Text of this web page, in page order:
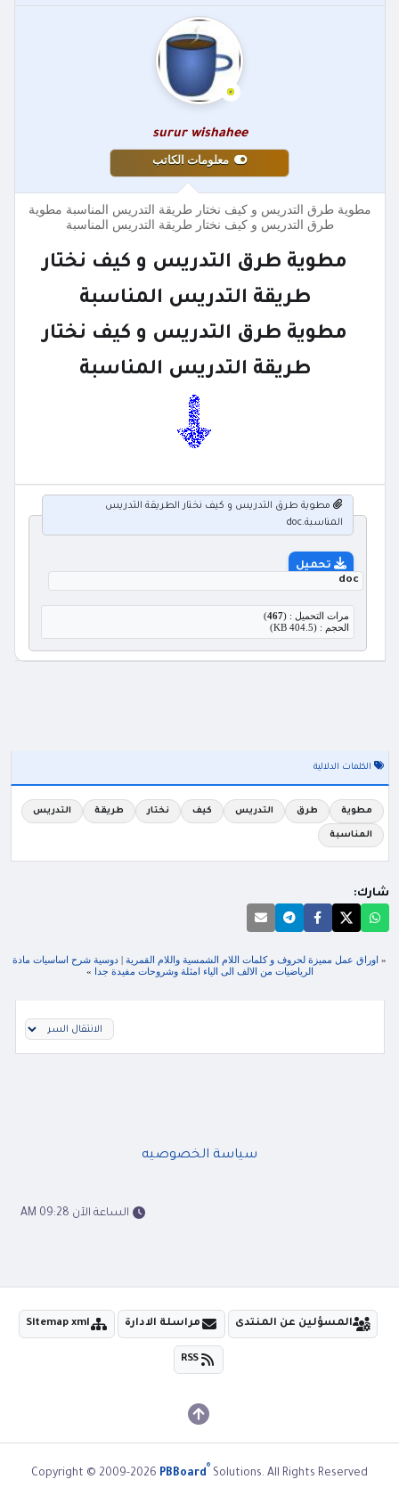
surur wishahee
معلومات الكاتب
مطوية طرق التدريس و كيف نختار طريقة التدريس المناسبة مطوية
طرق التدريس و كيف نختار طريقة التدريس المناسبة
مطوية طرق التدريس و كيف نختار
طريقة التدريس المناسبة
مطوية طرق التدريس و كيف نختار
طريقة التدريس المناسبة
مطوية طرق التدريس و كيف نختار الطريقة التدريس
المناسبة.doc
تحميل
doc
مرات التحميل : (467
)
الحجم : (404.5 KB)
الكلمات الدلالية
مطوية طرق التدريس كيف نختار طريقة التدريس
المناسبة
شارك:
« اوراق عمل مميزة لحروف و كلمات اللام الشمسية واللام القمرية | دوسية شرح اساسيات مادة
الرياضيات من الالف الى الياء امثلة وشروحات مفيدة جدا »
سياسة الخصوصيه
الساعة الآن 09:28 AM
المسؤلين عن المنتدى مراسلة الادارة Sitemap xml
RSS
Copyright © 2009-2026 PBBoard® Solutions. All Rights Reserved